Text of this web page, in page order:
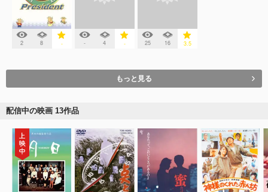
2 8 - - 4 - 25 16 3.5
もっと見る
配信中の映画 13作品